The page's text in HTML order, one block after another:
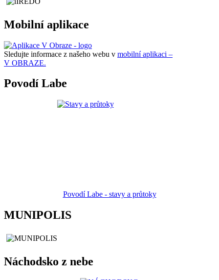
Mobilní aplikace
Sledujte informace z našeho webu v mobilní aplikaci –
V OBRAZE.
Povodí Labe
Povodí Labe - stavy a průtoky
MUNIPOLIS
Náchodsko z nebe